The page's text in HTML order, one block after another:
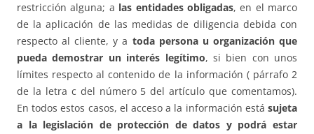
restricción alguna; a las entidades obligadas, en el marco
de la aplicación de las medidas de diligencia debida con
respecto al cliente, y a toda persona u organización que
pueda demostrar un interés legítimo, si bien con unos
límites respecto al contenido de la información ( párrafo 2
de la letra c del número 5 del artículo que comentamos).
En todos estos casos, el acceso a la información está sujeta
a la legislación de protección de datos y podrá estar